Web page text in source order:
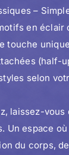
–
en éclair
touche unique
(half-
selon
laissez-vous
Un espace
du corps, de